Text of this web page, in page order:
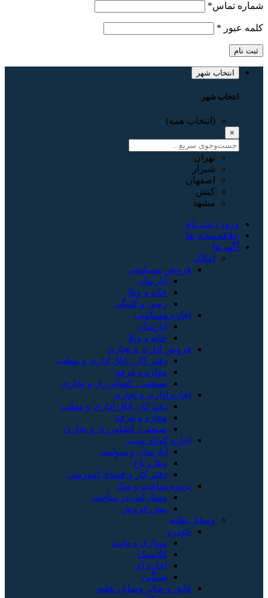
شماره تماس*
کلمه عبور *
ثبت نام
انتخاب شهر
انتخاب شهر
(انتخاب همه)
×
تهران
شیراز
اصفهان
کیش
مشهد
ورود / ثبت نام
علاقه‌مندی ها
آگهی‌ها
املاک
فروش مسکونی
آپارتمان
خانه و ویلا
زمین و کلنگی
اجاره مسکونی
آپارتمان
خانه و ویلا
فروش اداری و تجاری
دفتر کار ، اتاق اداری و مطب
مغازه و غرفه
صنعتی ، کشاورزی و تجاری
اجاره اداری و تجاری
دفترکار، اتاق اداری و مطب
مغازه و غرفه
صنعتی، کشاورزی و تجاری
اجاره کوتاه مدت
آپارتمان و سوئیت
ویلا و باغ
دفتر کار و فضای آموزشی
پروژه ساخت و ساز
مشارکت در ساخت
پیش فروش
وسایل نقلیه
خودرو
سواری و وانت
کلاسیک
اجاره ای
سنگین
قایق و سایر وسایل نقلیه